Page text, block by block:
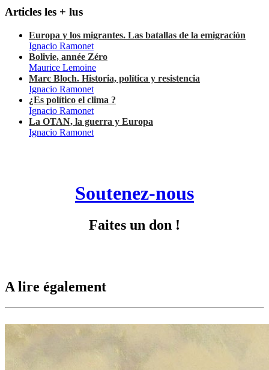
Articles les + lus
Europa y los migrantes. Las batallas de la emigración
Ignacio Ramonet
Bolivie, année Zéro
Maurice Lemoine
Marc Bloch. Historia, política y resistencia
Ignacio Ramonet
¿Es político el clima ?
Ignacio Ramonet
La OTAN, la guerra y Europa
Ignacio Ramonet
Soutenez-nous
Faites un don !
A lire également